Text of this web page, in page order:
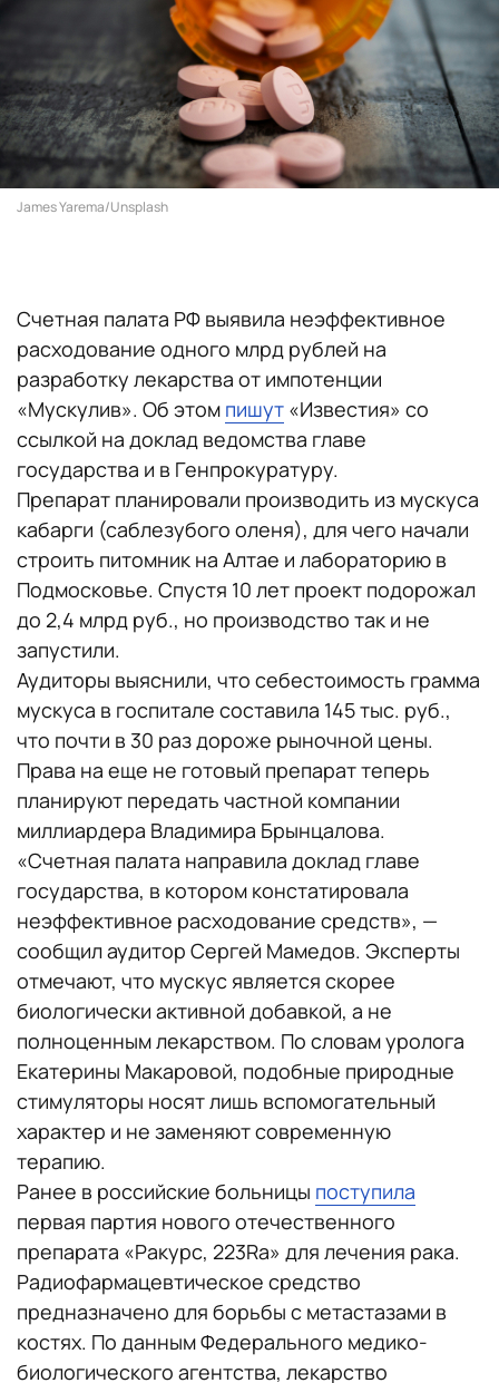
James Yarema/Unsplash
Счетная палата РФ выявила неэффективное
расходование одного млрд рублей на
разработку лекарства от импотенции
«Мускулив». Об этом пишут «Известия» со
ссылкой на доклад ведомства главе
государства и в Генпрокуратуру.
Препарат планировали производить из мускуса
кабарги (саблезубого оленя), для чего начали
строить питомник на Алтае и лабораторию в
Подмосковье. Спустя 10 лет проект подорожал
до 2,4 млрд руб., но производство так и не
запустили.
Аудиторы выяснили, что себестоимость грамма
мускуса в госпитале составила 145 тыс. руб.,
что почти в 30 раз дороже рыночной цены.
Права на еще не готовый препарат теперь
планируют передать частной компании
миллиардера Владимира Брынцалова.
«Счетная палата направила доклад главе
государства, в котором констатировала
неэффективное расходование средств», —
сообщил аудитор Сергей Мамедов. Эксперты
отмечают, что мускус является скорее
биологически активной добавкой, а не
полноценным лекарством. По словам уролога
Екатерины Макаровой, подобные природные
стимуляторы носят лишь вспомогательный
характер и не заменяют современную
терапию.
Ранее в российские больницы поступила
первая партия нового отечественного
препарата «Ракурс, 223Ra» для лечения рака.
Радиофармацевтическое средство
предназначено для борьбы с метастазами в
костях. По данным Федерального медико-
биологического агентства, лекарство